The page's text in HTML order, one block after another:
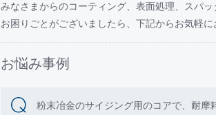
2023年12月20日
①新規需要家初回コーティング無償キャン
多くのお客様に興味を持っていただき有
みなさまからのコーティング、表面処理、スパ
お困りごとがございましたら、下記からお気軽に
お悩み事例
粉末冶金のサイジング用のコアで、耐摩